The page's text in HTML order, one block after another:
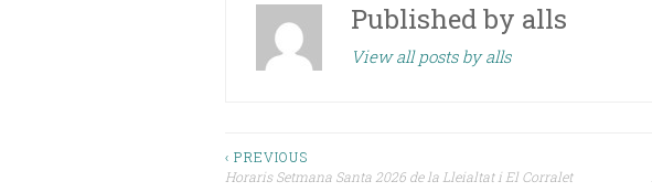
Published by alls
View all posts by alls
Navegació
‹ PREVIOUS
Horaris Setmana Santa 2026 de la Lleialtat i El Corralet